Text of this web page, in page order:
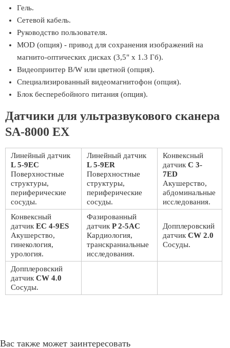
Гель.
Сетевой кабель.
Руководство пользователя.
MOD (опция) - привод для сохранения изображений на
магнито-оптических дисках (3,5" x 1.3 Гб).
Видеопринтер B/W или цветной (опция).
Специализированный видеомагнитофон (опция).
Блок бесперебойного питания (опция).
Датчики для ультразвукового сканера
SA-8000 EX
Линейный датчик
L 5-9EC
Поверхностные
структуры,
периферические
сосуды.
Линейный датчик
L 5-9ER
Поверхностные
структуры,
периферические
сосуды.
Конвексный
датчик C 3-
7ED
Акушерство,
абдоминальные
исследования.
Конвексный
датчик EC 4-9ES
Акушерство,
гинекология,
урология.
Фазированный
датчик P 2-5AC
Кардиология,
транскраниальные
исследования.
Допплеровский
датчик CW 2.0
Сосуды.
Допплеровский
датчик CW 4.0
Сосуды.
Вас также может заинтересовать